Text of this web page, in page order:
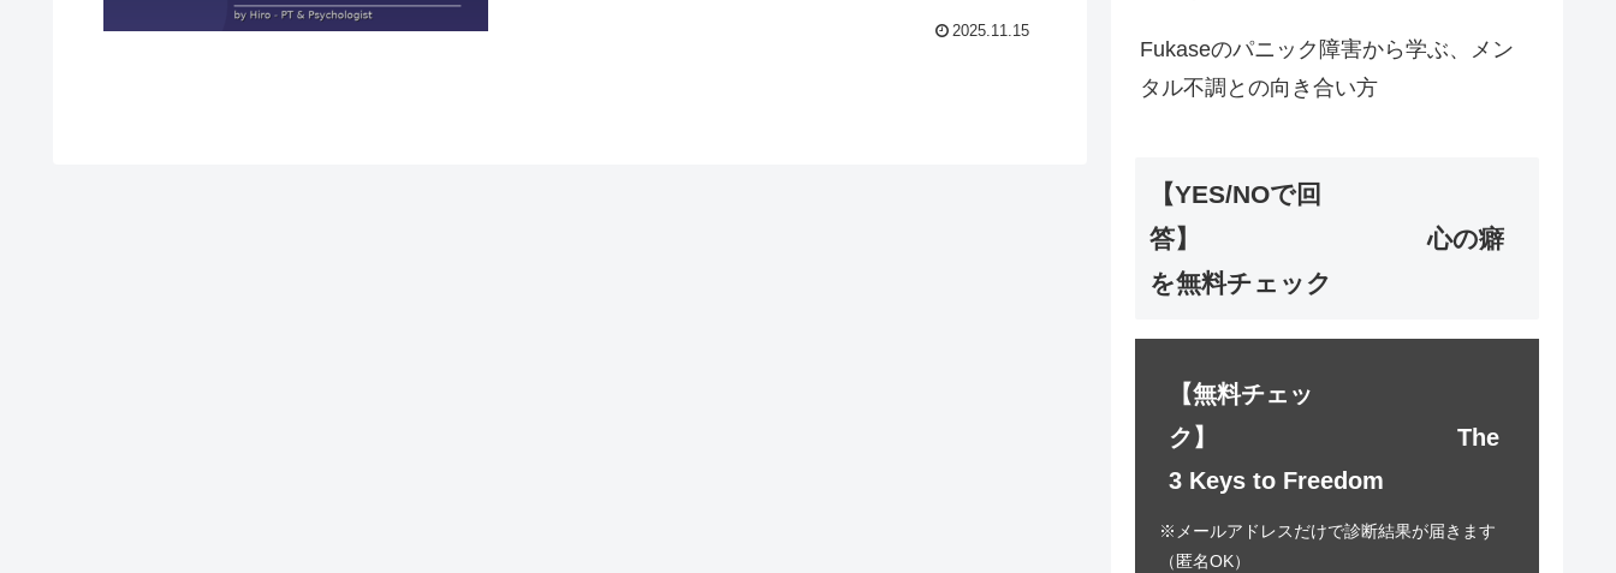
2025.11.15
Fukaseのパニック障害から学ぶ、メン
タル不調との向き合い方
【YES/NOで回
答】 心の癖
を無料チェック
【無料チェッ
ク】 The
3 Keys to Freedom
※メールアドレスだけで診断結果が届きます
（匿名OK）